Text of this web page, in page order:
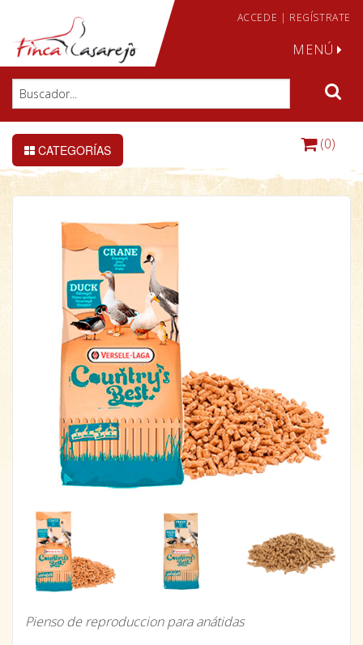
ACCEDE | REGÍSTRATE
MENÚ
CATEGORÍAS (0)
Pienso de reproduccion para anátidas